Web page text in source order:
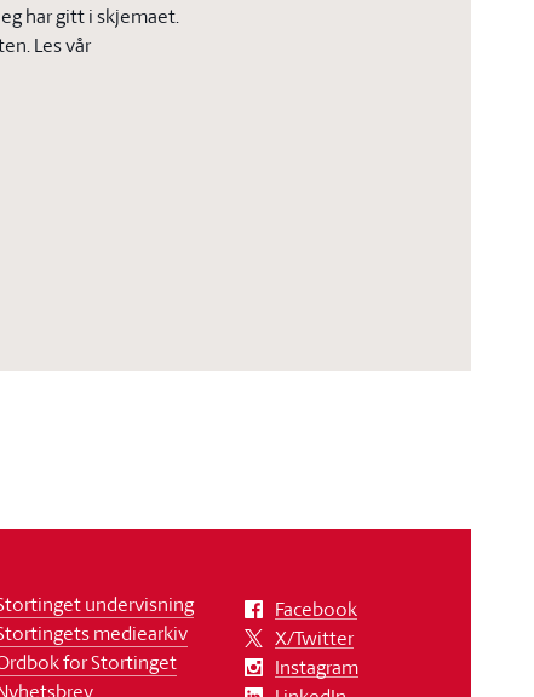
har gitt i skjemaet.
Les vår
undervisning
mediearkiv
for Stortinget
Facebook
X/Twitter
Instagram